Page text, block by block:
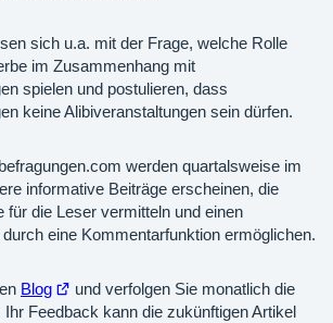
sich u.a. mit der Frage, welche Rolle
im Zusammenhang mit
spielen und postulieren, dass
keine Alibiveranstaltungen sein dürfen.
werden quartalsweise im
informative Beiträge erscheinen, die
für die Leser vermitteln und einen
eine Kommentarfunktion ermöglichen.
Blog
Öffnet
im
und verfolgen Sie monatlich die
Feedback kann die zukünftigen Artikel